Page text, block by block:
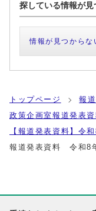
探している情報が見
情報が見つからな
トップページ
報
政策企画室報道発表資
【報道発表資料】令
報道発表資料 令和8